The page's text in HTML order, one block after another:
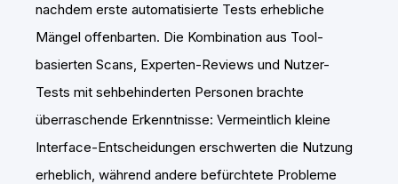
nachdem erste automatisierte Tests erhebliche
Mängel offenbarten. Die Kombination aus Tool-
basierten Scans, Experten-Reviews und Nutzer-
Tests mit sehbehinderten Personen brachte
überraschende Erkenntnisse: Vermeintlich kleine
Interface-Entscheidungen erschwerten die Nutzung
erheblich, während andere befürchtete Probleme